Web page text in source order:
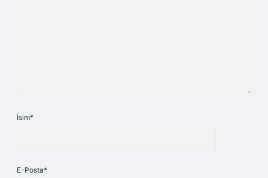
İsim*
E-Posta*